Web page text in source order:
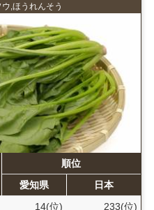
,ほうれんそう
順位
愛知県
日本
14(位) 233(位)